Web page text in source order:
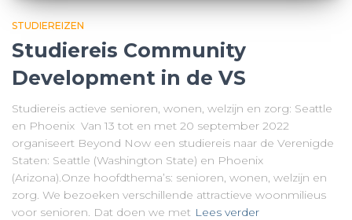
STUDIEREIZEN
Studiereis Community
Development in de VS
Studiereis actieve senioren, wonen, welzijn en zorg: Seattle
en Phoenix Van 13 tot en met 20 september 2022
organiseert Beyond Now een studiereis naar de Verenigde
Staten: Seattle (Washington State) en Phoenix
(Arizona).Onze hoofdthema’s: senioren, wonen, welzijn en
zorg. We bezoeken verschillende attractieve woonmilieus
voor senioren. Dat doen we met Lees verder